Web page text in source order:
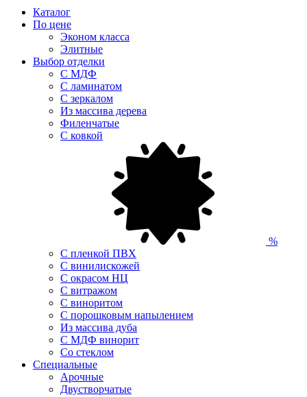
Каталог
По цене
Эконом класса
Элитные
Выбор отделки
С МДФ
С ламинатом
С зеркалом
Из массива дерева
Филенчатые
С ковкой
%
С пленкой ПВХ
С винилискожей
С окрасом НЦ
С витражом
С виноритом
С порошковым напылением
Из массива дуба
С МДФ винорит
Со стеклом
Специальные
Арочные
Двустворчатые